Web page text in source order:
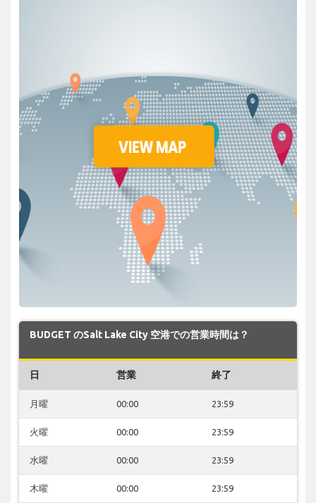
BUDGET のSalt Lake City 空港での営業時間は？
日 営業 終了
月曜 00:00 23:59
火曜 00:00 23:59
水曜 00:00 23:59
木曜 00:00 23:59